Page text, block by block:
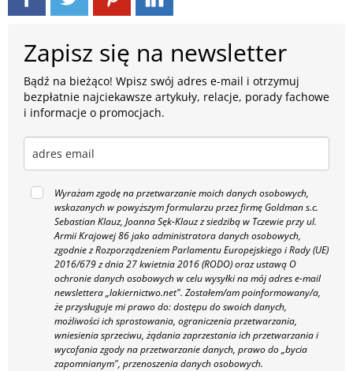
Zapisz się na newsletter
Bądź na bieżąco! Wpisz swój adres e-mail i otrzymuj
bezpłatnie najciekawsze artykuły, relacje, porady fachowe
i informacje o promocjach.
Wyrażam zgodę na przetwarzanie moich danych osobowych,
wskazanych w powyższym formularzu przez firmę Goldman s.c.
Sebastian Klauz, Joanna Sęk-Klauz z siedzibą w Tczewie przy ul.
Armii Krajowej 86 jako administratora danych osobowych,
zgodnie z Rozporządzeniem Parlamentu Europejskiego i Rady (UE)
2016/679 z dnia 27 kwietnia 2016 (RODO) oraz ustawą O
ochronie danych osobowych w celu wysyłki na mój adres e-mail
newslettera „lakiernictwo.net". Zostałem/am poinformowany/a,
że przysługuje mi prawo do: dostępu do swoich danych,
możliwości ich sprostowania, ograniczenia przetwarzania,
wniesienia sprzeciwu, żądania zaprzestania ich przetwarzania i
wycofania zgody na przetwarzanie danych, prawo do „bycia
zapomnianym", przenoszenia danych osobowych.